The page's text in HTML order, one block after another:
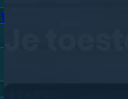
Watch
Apple
Samsung